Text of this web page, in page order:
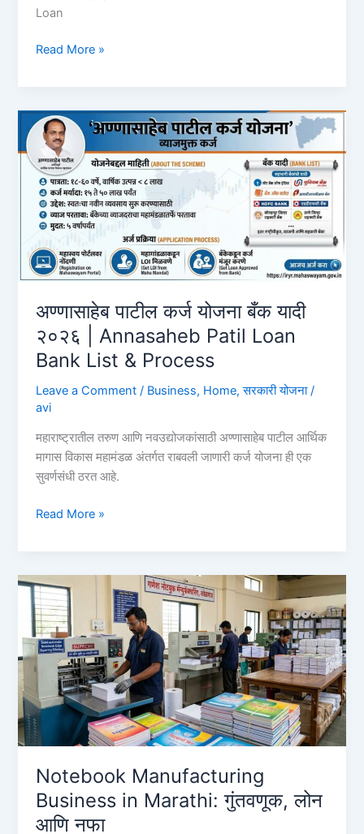
Loan
HDFC
₹1
लाखाचे
इन्स्टंट
लोन
कसे
घ्यावे?
पात्रता
आणि
प्रक्रिया
2026
Bank
Instant
Loan
Read More »
अण्णासाहेब पाटील कर्ज योजना बँक यादी
२०२६ | Annasaheb Patil Loan
Bank List & Process
Leave a Comment / Business, Home,सरकारी योजना/
avi
महाराष्ट्रातील तरुण आणि नवउद्योजकांसाठी अण्णासाहेब पाटील आर्थिक
मागास विकास महामंडळ अंतर्गत राबवली जाणारी कर्ज योजना ही एक
सुवर्णसंधी ठरत आहे.
अण्णासाहेब
योजना
बँक
यादी
२०२६
|
Annasaheb
Patil
Loan
Bank
List
&
Process
Read More »
Notebook Manufacturing
Business in Marathi: गुंतवणूक, लोन
आणि नफा